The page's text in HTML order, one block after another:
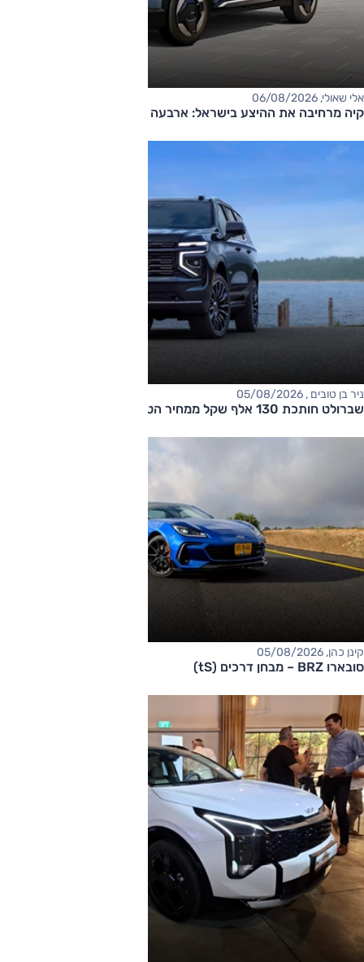
אלי שאולי, 06/08/2026
קיה מרחיבה את ההיצע בישראל: ארבעה דגמים חדשים בדרך
ניר בן טובים , 05/08/2026
שברולט חותכת 130 אלף שקל ממחיר הטאהו
קינן כהן, 05/08/2026
סובארו BRZ – מבחן דרכים (tS)